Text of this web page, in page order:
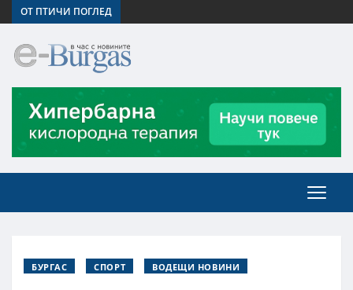
ОТ ПТИЧИ ПОГЛЕД
БУРГАС СПОРТ ВОДЕЩИ НОВИНИ